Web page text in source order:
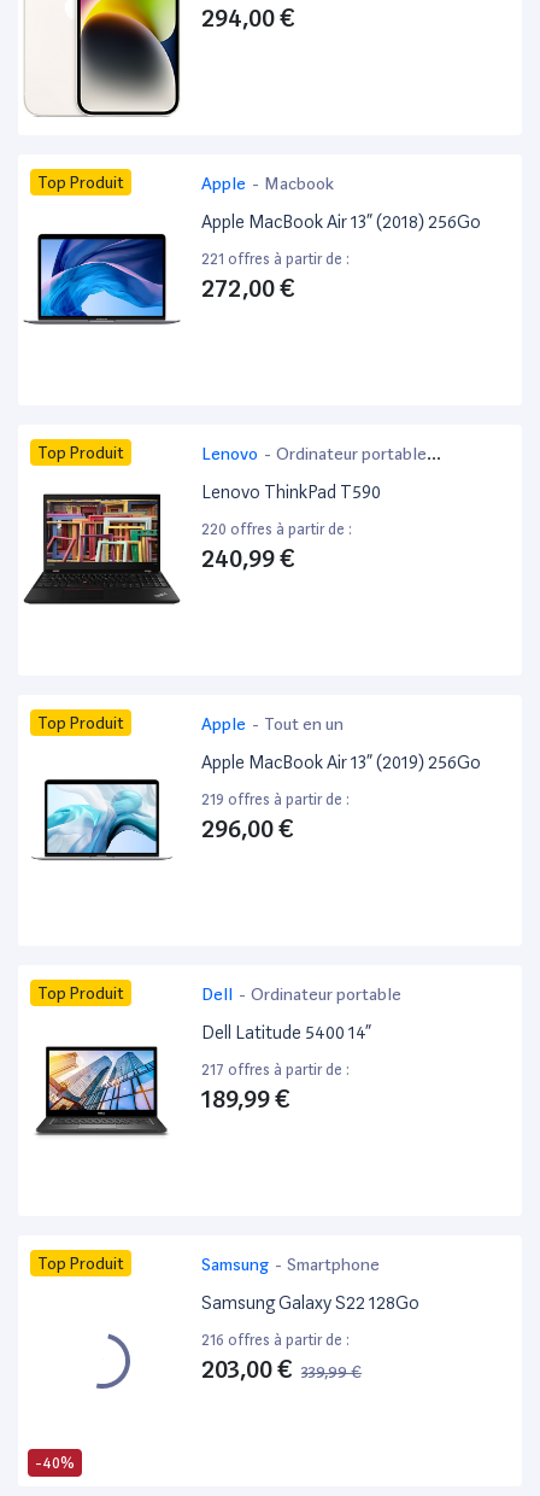
294,00 €
Top Produit Apple - Macbook
Apple MacBook Air 13” (2018) 256Go
221 offres à partir de :
272,00 €
Top Produit Lenovo - Ordinateur portable
bureautique
Lenovo ThinkPad T590
220 offres à partir de :
240,99 €
Top Produit Apple - Tout en un
Apple MacBook Air 13” (2019) 256Go
219 offres à partir de :
296,00 €
Top Produit Dell - Ordinateur portable
Dell Latitude 5400 14”
217 offres à partir de :
189,99 €
-40%
Top Produit Samsung - Smartphone
Samsung Galaxy S22 128Go
216 offres à partir de :
203,00 € 339,99 €